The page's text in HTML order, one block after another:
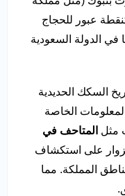
عبور للحجاج
في الدولة السعودية
السكك الحديدية
الخاصة
مثل المتاحف في
على استكشاف
المملكة. مما